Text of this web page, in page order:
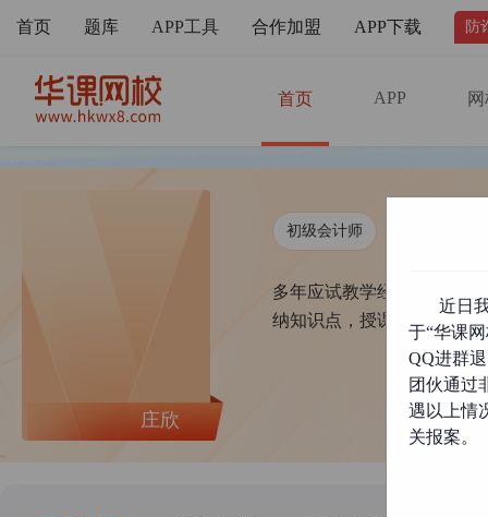
首页 题库 APP工具 合作加盟 APP下载 防
首页 APP
庄欣
初级会计师
多年应试教学经验及企业
纳知识点，授课通俗易懂
近日
于“华课
QQ进群
团伙通过
遇以上情
关报案。